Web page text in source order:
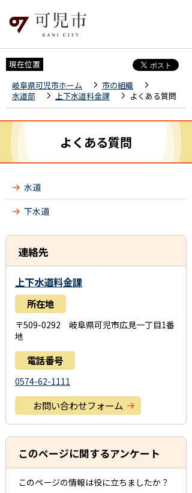
現在位置
岐阜県可児市ホーム
市の組織
水道部
上下水道料金課 よくある質問
よくある質問
水道
下水道
連絡先
上下水道料金課
所在地
〒509-0292 岐阜県可児市広見一丁目1番
地
電話番号
0574-62-1111
お問い合わせフォーム
このページに関するアンケート
このページの情報は役に立ちましたか？